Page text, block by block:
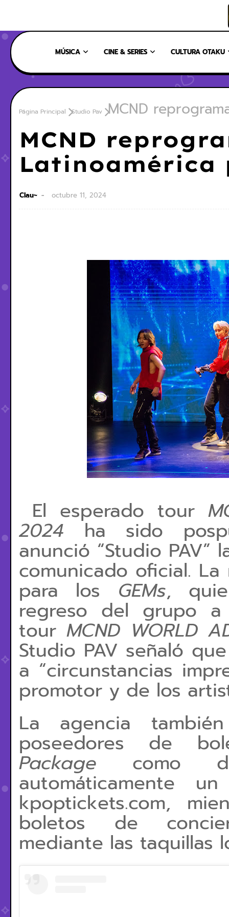
MÚSICA CINE & SERIES CULTURA OTAKU
Página Principal Studio Pav MCND
MCND
Latinoamérica
Clau~ octubre 11, 2024
El esperado tour
2024 ha sido
anunció “Studio PAV”
comunicado oficial.
para los GEMs,
regreso del grupo
tour MCND WORLD
Studio PAV señaló
a “circunstancias
promotor y de los
La agencia
poseedores de
Package como
automáticamente
kpoptickets.com,
boletos de
mediante las taquillas